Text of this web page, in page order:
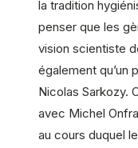
la tradition
penser que les
vision scientiste
également qu’un
Nicolas Sarkozy.
avec Michel
au cours duquel